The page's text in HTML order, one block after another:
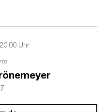
20:00 Uhr